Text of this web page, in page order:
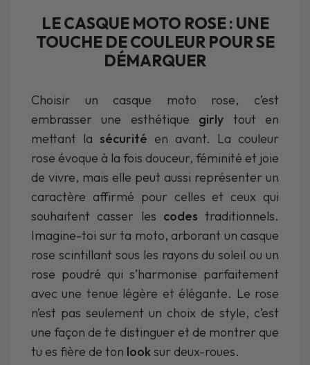
LE CASQUE MOTO ROSE : UNE
TOUCHE DE COULEUR POUR SE
DÉMARQUER
Choisir un casque moto rose, c’est
embrasser une esthétique girly tout en
mettant la sécurité en avant. La couleur
rose évoque à la fois douceur, féminité et joie
de vivre, mais elle peut aussi représenter un
caractère affirmé pour celles et ceux qui
souhaitent casser les codes traditionnels.
Imagine-toi sur ta moto, arborant un casque
rose scintillant sous les rayons du soleil ou un
rose poudré qui s’harmonise parfaitement
avec une tenue légère et élégante. Le rose
n’est pas seulement un choix de style, c’est
une façon de te distinguer et de montrer que
tu es fière de ton looksur deux-roues.